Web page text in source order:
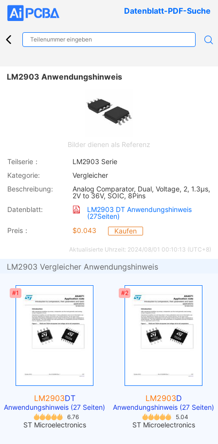
Datenblatt-PDF-Suche
LM2903 Anwendungshinweis
Bilder dienen als Referenz
Teilserie：
LM2903 Serie
Kategorie:
Vergleicher
Beschreibung:
Analog Comparator, Dual, Voltage, 2, 1.3µs,
2V to 36V, SOIC, 8Pins
Datenblatt:
LM2903 DT Anwendungshinweis
(27Seiten)
Preis：
$0.043 Kaufen
Aktualisierte Uhrzeit: 2024/08/01 00:10:13 (UTC+8)
LM2903 Vergleicher Anwendungshinweis
#1
LM2903DT
Anwendungshinweis (27 Seiten)
6.76
ST Microelectronics
#2
LM2903D
Anwendungshinweis (27 Seiten)
5.04
ST Microelectronics